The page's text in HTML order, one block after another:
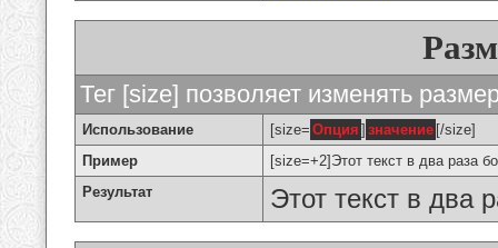
Тег [size] позволяет изменять
Использование [size= Опция ] значение [/size]
Пример
[size=+2]Этот текст в два раза
Результат
Этот текст в два